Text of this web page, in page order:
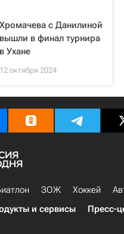
Хромачева с Данилиной
вышли в финал турнира
в Ухане
12 октября 2024
ЗОЖ Хоккей
и сервисы Пресс-